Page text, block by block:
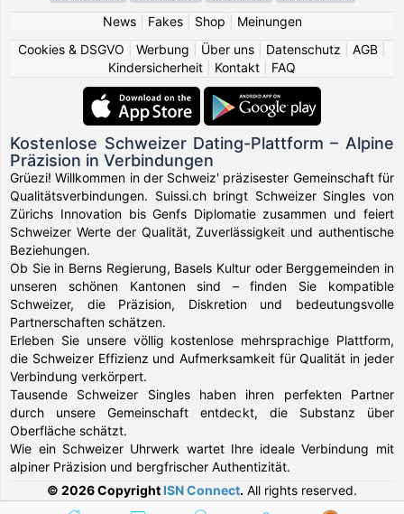
News| Fakes| Shop
Meinungen
Cookies & DSGVO
Werbung Über uns Datenschutz AGB
Kindersicherheit
Kontakt FAQ
Kostenlose Schweizer Dating-Plattform – Alpine
Präzision in Verbindungen
Grüezi! Willkommen in der Schweiz' präzisester Gemeinschaft für
Qualitätsverbindungen. Suissi.ch bringt Schweizer Singles von
Zürichs Innovation bis Genfs Diplomatie zusammen und feiert
Schweizer Werte der Qualität, Zuverlässigkeit und authentische
Beziehungen.
Ob Sie in Berns Regierung, Basels Kultur oder Berggemeinden in
unseren schönen Kantonen sind – finden Sie kompatible
Schweizer, die Präzision, Diskretion und bedeutungsvolle
Partnerschaften schätzen.
Erleben Sie unsere völlig kostenlose mehrsprachige Plattform,
die Schweizer Effizienz und Aufmerksamkeit für Qualität in jeder
Verbindung verkörpert.
Tausende Schweizer Singles haben ihren perfekten Partner
durch unsere Gemeinschaft entdeckt, die Substanz über
Oberfläche schätzt.
Wie ein Schweizer Uhrwerk wartet Ihre ideale Verbindung mit
alpiner Präzision und bergfrischer Authentizität.
© 2026 Copyright ISN Connect. All rights reserved.